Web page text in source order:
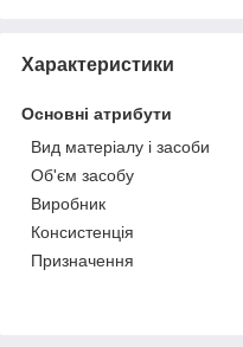
Характеристики
Основні атрибути
Вид матеріалу і засоби
Об'єм засобу
Виробник
Консистенція
Призначення